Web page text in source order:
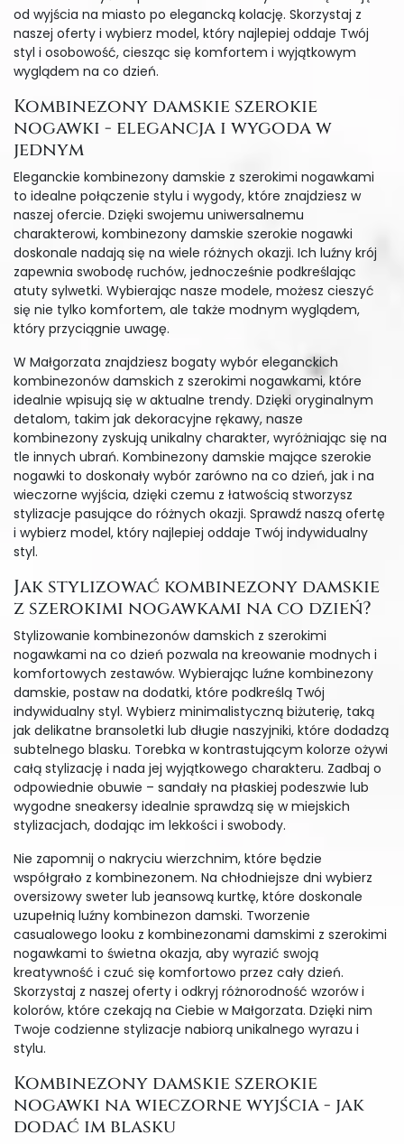
od wyjścia na miasto po elegancką kolację. Skorzystaj z
naszej oferty i wybierz model, który najlepiej oddaje Twój
styl i osobowość, ciesząc się komfortem i wyjątkowym
wyglądem na co dzień.
Kombinezony damskie szerokie
nogawki - elegancja i wygoda w
jednym
Eleganckie kombinezony damskie z szerokimi nogawkami
to idealne połączenie stylu i wygody, które znajdziesz w
naszej ofercie. Dzięki swojemu uniwersalnemu
charakterowi, kombinezony damskie szerokie nogawki
doskonale nadają się na wiele różnych okazji. Ich luźny krój
zapewnia swobodę ruchów, jednocześnie podkreślając
atuty sylwetki. Wybierając nasze modele, możesz cieszyć
się nie tylko komfortem, ale także modnym wyglądem,
który przyciągnie uwagę.
W Małgorzata znajdziesz bogaty wybór eleganckich
kombinezonów damskich z szerokimi nogawkami, które
idealnie wpisują się w aktualne trendy. Dzięki oryginalnym
detalom, takim jak dekoracyjne rękawy, nasze
kombinezony zyskują unikalny charakter, wyróżniając się na
tle innych ubrań. Kombinezony damskie mające szerokie
nogawki to doskonały wybór zarówno na co dzień, jak i na
wieczorne wyjścia, dzięki czemu z łatwością stworzysz
stylizacje pasujące do różnych okazji. Sprawdź naszą ofertę
i wybierz model, który najlepiej oddaje Twój indywidualny
styl.
Jak stylizować kombinezony damskie
z szerokimi nogawkami na co dzień?
Stylizowanie kombinezonów damskich z szerokimi
nogawkami na co dzień pozwala na kreowanie modnych i
komfortowych zestawów. Wybierając luźne kombinezony
damskie, postaw na dodatki, które podkreślą Twój
indywidualny styl. Wybierz minimalistyczną biżuterię, taką
jak delikatne bransoletki lub długie naszyjniki, które dodadzą
subtelnego blasku. Torebka w kontrastującym kolorze ożywi
całą stylizację i nada jej wyjątkowego charakteru. Zadbaj o
odpowiednie obuwie – sandały na płaskiej podeszwie lub
wygodne sneakersy idealnie sprawdzą się w miejskich
stylizacjach, dodając im lekkości i swobody.
Nie zapomnij o nakryciu wierzchnim, które będzie
współgrało z kombinezonem. Na chłodniejsze dni wybierz
oversizowy sweter lub jeansową kurtkę, które doskonale
uzupełnią luźny kombinezon damski. Tworzenie
casualowego looku z kombinezonami damskimi z szerokimi
nogawkami to świetna okazja, aby wyrazić swoją
kreatywność i czuć się komfortowo przez cały dzień.
Skorzystaj z naszej oferty i odkryj różnorodność wzorów i
kolorów, które czekają na Ciebie w Małgorzata. Dzięki nim
Twoje codzienne stylizacje nabiorą unikalnego wyrazu i
stylu.
Kombinezony damskie szerokie
nogawki na wieczorne wyjścia - jak
dodać im blasku